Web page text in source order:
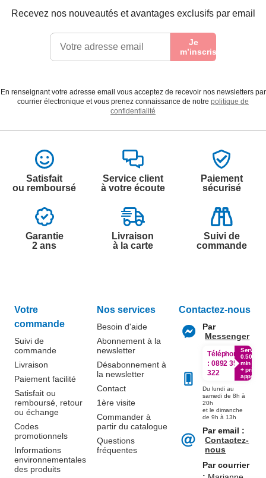
Recevez nos nouveautés et avantages exclusifs par email
Je
m’inscris
En renseignant votre adresse email vous acceptez de recevoir nos newsletters par
courrier électronique et vous prenez connaissance de notre politique de
confidentialité
Satisfait
ou remboursé
Service client
à votre écoute
Paiement
sécurisé
Garantie
2 ans
Livraison
à la carte
Suivi de
commande
Votre
commande
Suivi de
commande
Livraison
Paiement facilité
Satisfait ou
remboursé, retour
ou échange
Codes
promotionnels
Informations
environnementales
des produits
Nos services
Besoin d'aide
Abonnement à la
newsletter
Désabonnement à
la newsletter
Contact
1ère visite
Commander à
partir du catalogue
Questions
fréquentes
Contactez-nous
Par
Messenger
Téléphone
: 0892 350
322
Service
0.50€ /
min
+ prix
appel
Du lundi au
samedi de 8h à
20h
et le dimanche
de 9h à 13h
Par email :
Contactez-
nous
Par courrier